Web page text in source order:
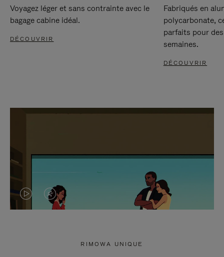
Voyagez léger et sans contrainte avec le
bagage cabine idéal.
DÉCOUVRIR
Fabriqués en
polycarbonate,
parfaits pour
semaines.
DÉCOUVRIR
LA LE
RIMOWA UNIQUE